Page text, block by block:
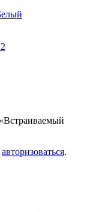
авторизоваться.